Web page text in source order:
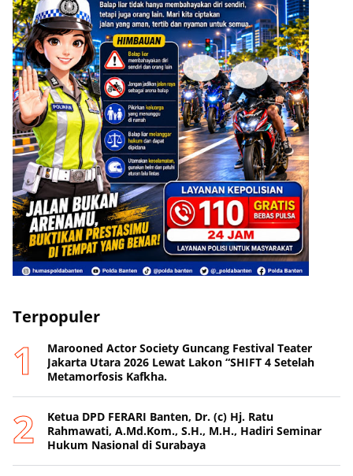
Terpopuler
Marooned Actor Society Guncang Festival Teater
Jakarta Utara 2026 Lewat Lakon “SHIFT 4 Setelah
Metamorfosis Kafkha.
Ketua DPD FERARI Banten, Dr. (c) Hj. Ratu
Rahmawati, A.Md.Kom., S.H., M.H., Hadiri Seminar
Hukum Nasional di Surabaya